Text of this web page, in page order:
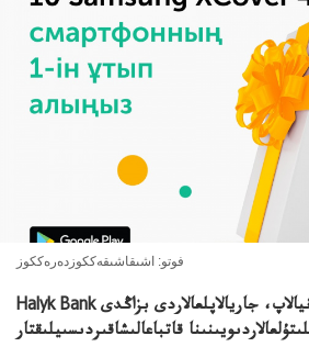
فوتو: اشىقاشىقەككوزدەرەككوز
Halyk Bank جاڭا ناۋقناۋقانيالاپ، جاريالاپلعالاردى بزاڭدى